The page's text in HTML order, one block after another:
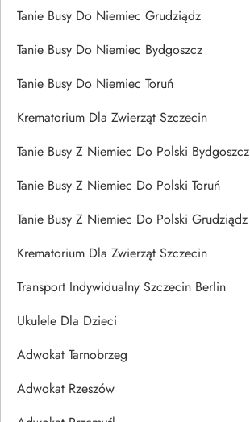
Tanie Busy Do Niemiec Grudziądz
Tanie Busy Do Niemiec Bydgoszcz
Tanie Busy Do Niemiec Toruń
Krematorium Dla Zwierząt Szczecin
Tanie Busy Z Niemiec Do Polski Bydgoszcz
Tanie Busy Z Niemiec Do Polski Toruń
Tanie Busy Z Niemiec Do Polski Grudziądz
Krematorium Dla Zwierząt Szczecin
Transport Indywidualny Szczecin Berlin
Ukulele Dla Dzieci
Adwokat Tarnobrzeg
Adwokat Rzeszów